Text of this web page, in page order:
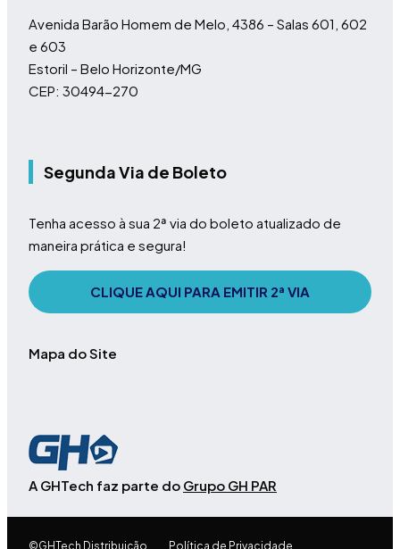
Avenida Barão Homem de Melo, 4386 – Salas 601, 602
e 603
Estoril – Belo Horizonte/MG
CEP: 30494-270
Segunda Via de Boleto
Tenha acesso à sua 2ª via do boleto atualizado de
maneira prática e segura!
CLIQUE AQUI PARA EMITIR 2ª VIA
Mapa do Site
A GHTech faz parte do Grupo GH PAR
©GHTech Distribuição Política de Privacidade